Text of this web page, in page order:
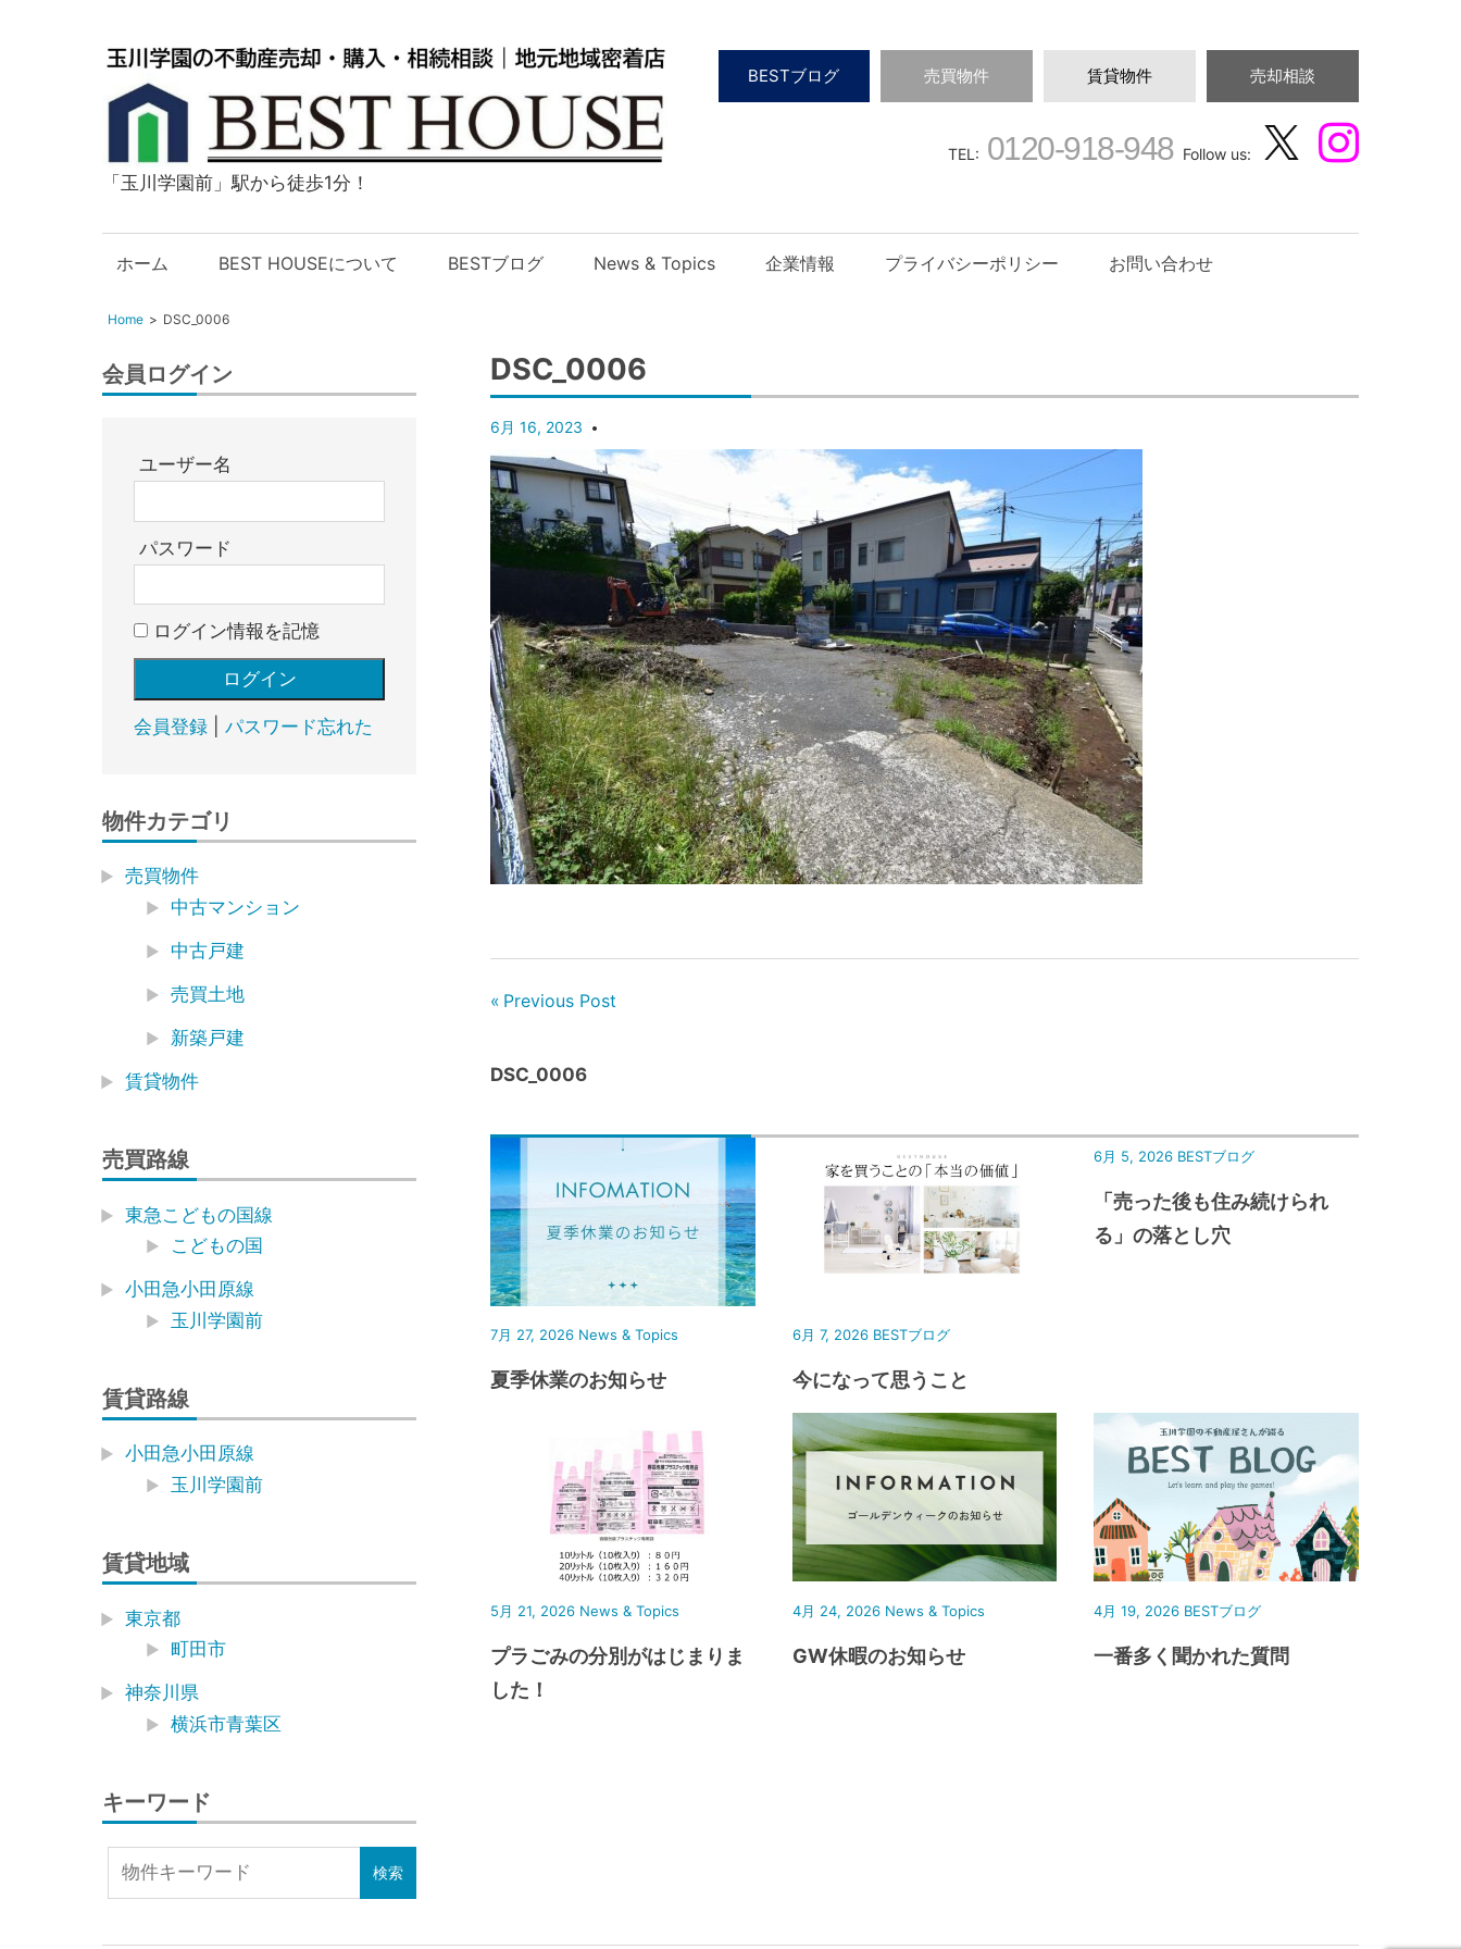
玉
学
の
動
産
入・
却・
BEST
HOUSE
「玉川学園前」駅から徒歩1分！
BESTブログ 売買物件 賃貸物件 売却相談
TEL: 0120-918-948Follow us:
ホーム BEST HOUSEについて BESTブログ News & Topics 企業情報 プライバシーポリシー お問い合わせ
Home DSC_0006
DSC_0006
6月 16, 2023
Previous Post
DSC_0006
7月 27, 2026 News & Topics
夏季休業のお知らせ
6月 7, 2026 BESTブログ
今になって思うこと
6月 5, 2026 BESTブログ
「売った後も住み続けられ
る」の落とし穴
5月 21, 2026 News & Topics
プラごみの分別がはじまりま
した！
4月 24, 2026 News & Topics
GW休暇のお知らせ
4月 19, 2026 BESTブログ
一番多く聞かれた質問
会員ログイン
ユーザー名
パスワード
ログイン情報を記憶
会員登録| パスワード忘れた
物件カテゴリ
売買物件
中古マンション
中古戸建
売買土地
新築戸建
賃貸物件
売買路線
東急こどもの国線
こどもの国
小田急小田原線
玉川学園前
賃貸路線
小田急小田原線
玉川学園前
賃貸地域
東京都
町田市
神奈川県
横浜市青葉区
キーワード